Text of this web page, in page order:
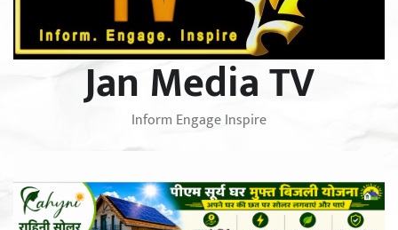
Jan Media TV
Inform Engage Inspire